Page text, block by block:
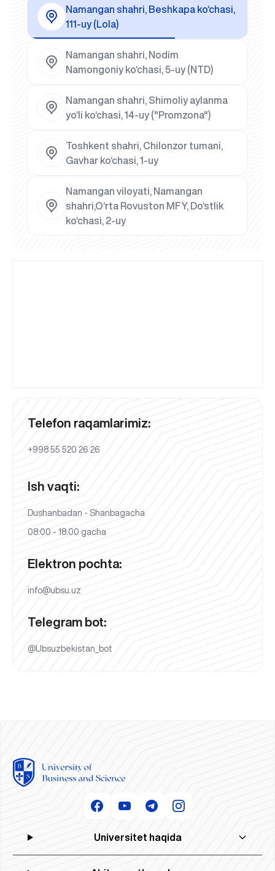
Namangan shahri, Beshkapa ko‘chasi,
111-uy (Lola)
Namangan shahri, Nodim
Namongoniy ko‘chasi, 5-uy (NTD)
Namangan shahri, Shimoliy aylanma
yo‘li ko‘chasi, 14-uy ("Promzona")
Toshkent shahri, Chilonzor tumani,
Gavhar ko‘chasi, 1-uy
Namangan viloyati, Namangan
shahri,O‘rta Rovuston MFY, Do‘stlik
ko‘chasi, 2-uy
Telefon raqamlarimiz:
+998 55 520 26 26
Ish vaqti:
Dushanbadan - Shanbagacha
08:00 - 18:00 gacha
Elektron pochta:
info@ubsu.uz
Telegram bot:
@Ubsuzbekistan_bot
Universitet haqida